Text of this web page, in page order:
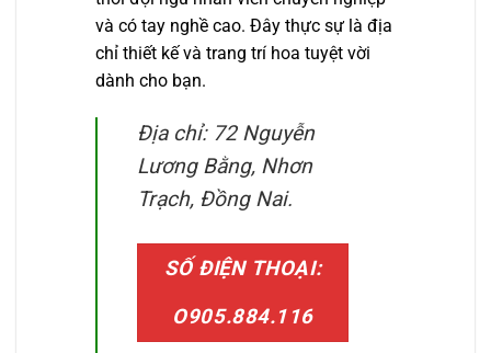
và có tay nghề cao. Đây thực sự là địa
chỉ thiết kế và trang trí hoa tuyệt vời
dành cho bạn.
Địa chỉ: 72 Nguyễn
Lương Bằng, Nhơn
Trạch, Đồng Nai.
SỐ ĐIỆN THOẠI:
O905.884.116